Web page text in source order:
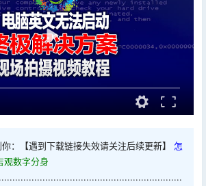
：【遇到下载链接失效请关注后续更新】 怎
观数字分身